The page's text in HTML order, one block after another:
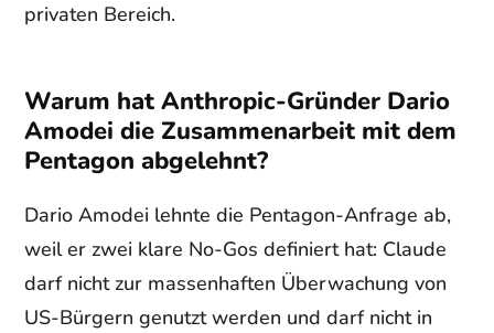
privaten Bereich.
Warum hat Anthropic-Gründer Dario
Amodei die Zusammenarbeit mit dem
Pentagon abgelehnt?
Dario Amodei lehnte die Pentagon-Anfrage ab,
weil er zwei klare No-Gos definiert hat: Claude
darf nicht zur massenhaften Überwachung von
US-Bürgern genutzt werden und darf nicht in